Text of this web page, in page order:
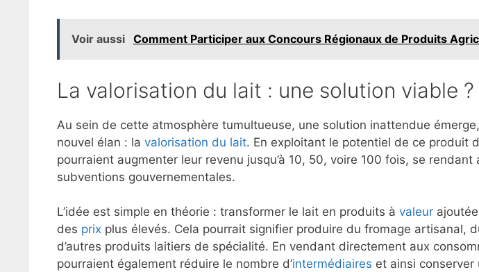
Voir aussi Comment Participer aux Concours Régionaux de Produits
La valorisation du lait : une solution viable ?
Au sein de cette atmosphère tumultueuse, une solution inattendue
nouvel élan : la valorisation du lait. En exploitant le potentiel de ce produit
pourraient augmenter leur revenu jusqu’à 10, 50, voire 100 fois, se
subventions gouvernementales.
L’idée est simple en théorie : transformer le lait en produits à valeur
des prix plus élevés. Cela pourrait signifier produire du fromage artisanal,
d’autres produits laitiers de spécialité. En vendant directement aux
pourraient également réduire le nombre d’intermédiaires et ainsi